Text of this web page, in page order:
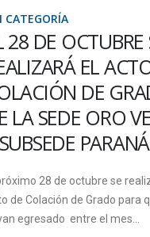
CATEGORÍA
28 DE OCTUBRE
EL
DE
LA SEDE ORO
PARANÁ
28 de octubre se
de Colación de Grado para
egresado entre el mes...